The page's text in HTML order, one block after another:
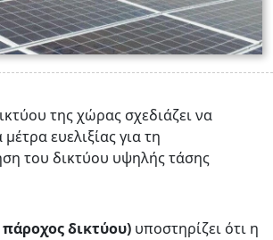
της χώρας σχεδιάζει να
μέτρα ευελιξίας για τη
του δικτύου υψηλής τάσης
δικτύου) υποστηρίζει ότι η